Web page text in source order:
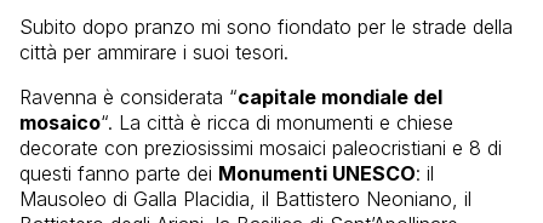
Subito dopo pranzo mi sono fiondato per le strade della
città per ammirare i suoi tesori.
Ravenna è considerata “capitale mondiale del
mosaico“. La città è ricca di monumenti e chiese
decorate con preziosissimi mosaici paleocristiani e 8 di
questi fanno parte dei Monumenti UNESCO: il
Mausoleo di Galla Placidia, il Battistero Neoniano, il